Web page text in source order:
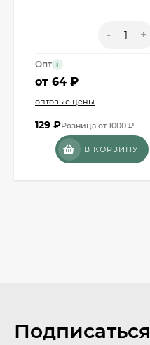
- +
Опт i
от 64 ₽
оптовые цены
129 ₽Розница от 1000 ₽
В КОРЗИНУ
Подписаться